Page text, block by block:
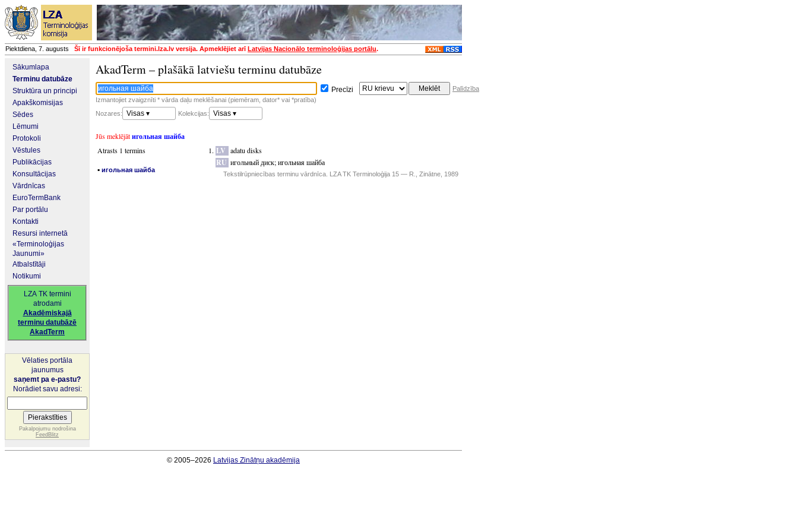
Piektdiena, 7. augusts Šī ir funkcionējoša termini.lza.lv versija. Apmeklējiet arīLatvijas Nacionālo terminoloģijas portālu.
Sākumlapa
Terminu datubāze
Struktūra un principi
Apakškomisijas
Sēdes
Lēmumi
Protokoli
Vēstules
Publikācijas
Konsultācijas
Vārdnīcas
EuroTermBank
Par portālu
Kontakti
Resursi internetā
«Terminoloģijas
Jaunumi»
Atbalstītāji
Notikumi
LZA TK termini
atrodami
Akadēmiskajā
terminu datubāzē
AkadTerm
Vēlaties portāla
jaunumus
saņemt pa e-pastu?
Norādiet savu adresi:
Pakalpojumu nodrošina
FeedBlitz
AkadTerm – plašākā latviešu terminu datubāze
Precīzi
Palīdzība
Izmantojiet zvaigznīti * vārda daļu meklēšanai (piemēram, dator* vai *pratība)
Nozares:
Visas ▾ Kolekcijas: Visas ▾
Jūs meklējātигольная шайба
Atrasts 1 termins
▪ игольная шайба
LV adatu disks
RU игольный диск;игольная шайба
Tekstilrūpniecības terminu vārdnīca. LZA TK Terminoloģija 15 — R., Zinātne, 1989
© 2005–2026 Latvijas Zinātņu akadēmija